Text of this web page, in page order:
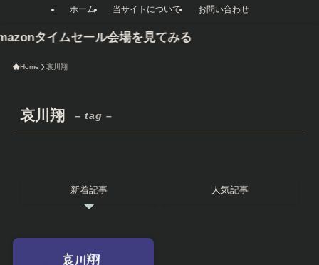
ホーム 当サイトについて お問い合わせ
タイムセール会場を見てみる
Home 哀川翔
哀川翔 – tag –
新着記事 人気記事